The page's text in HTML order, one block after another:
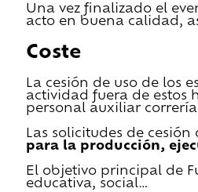
Una vez finalizado el
acto en buena calidad,
Coste
La cesión de uso de los
actividad fuera de estos
personal auxiliar
Las solicitudes de
para la producción,
El objetivo principal de
educativa, social…